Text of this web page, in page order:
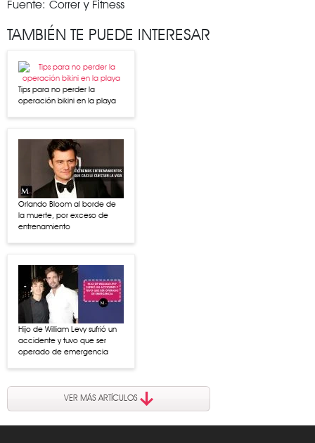
Fuente: Correr y Fitness
TAMBIÉN TE PUEDE INTERESAR
Tips para no perder la
operación bikini en la playa
Orlando Bloom al borde de
la muerte, por exceso de
entrenamiento
Hijo de William Levy sufrió un
accidente y tuvo que ser
operado de emergencia
VER MÁS ARTÍCULOS